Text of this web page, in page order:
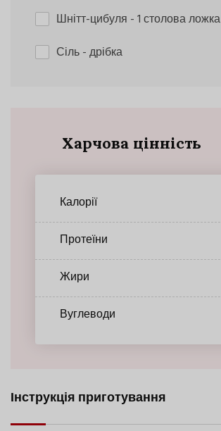
Шнітт-цибуля - 1 столова ложка
Сіль- дрібка
Харчова цінність
Калорії
Протеїни
Жири
Вуглеводи
Інструкція приготування